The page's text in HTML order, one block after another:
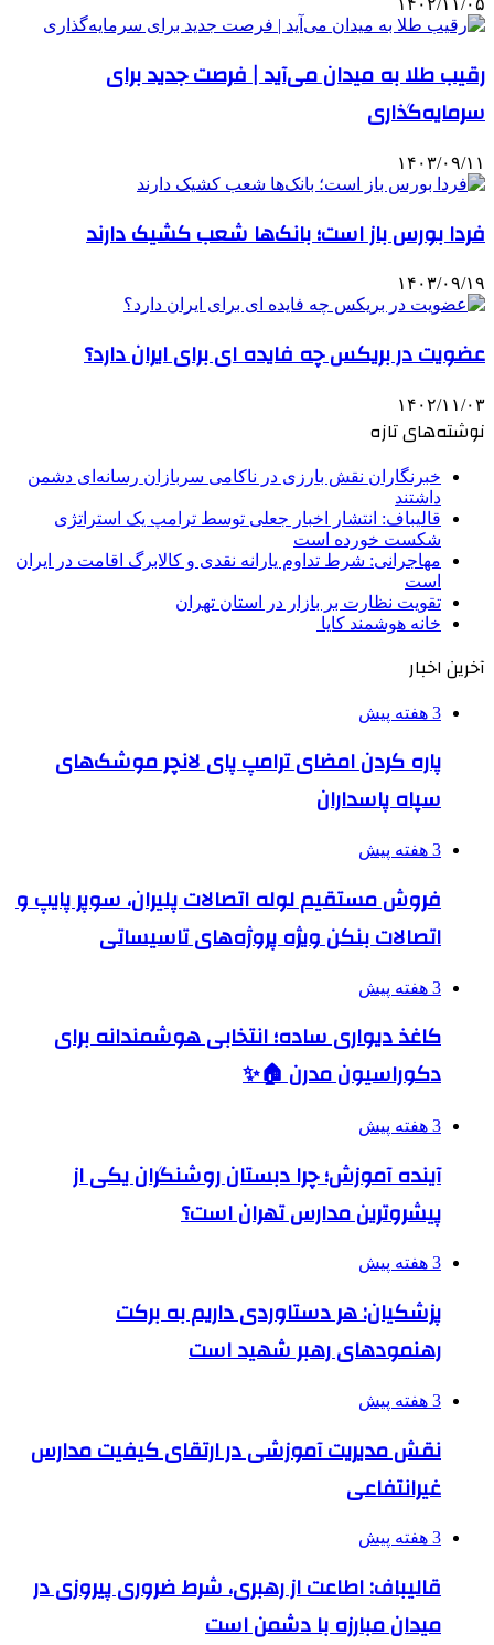
۱۴۰۲/۱۱/۰۵
رقیب طلا به میدان می‌آید | فرصت جدید برای
سرمایه‌گذاری
۱۴۰۳/۰۹/۱۱
فردا بورس‌ باز است؛ بانک‌ها شعب کشیک دارند
۱۴۰۳/۰۹/۱۹
عضویت در بریکس چه فایده ای برای ایران دارد؟
۱۴۰۲/۱۱/۰۳
نوشته‌های تازه
خبرنگاران نقش بارزی در ناکامی سربازان رسانه‌ای دشمن
داشتند
قالیباف: انتشار اخبار جعلی توسط ترامپ یک استراتژی
شکست خورده است
مهاجرانی: شرط تداوم یارانه نقدی و کالابرگ اقامت در ایران
است
تقویت نظارت بر بازار در استان تهران
خانه هوشمند کایا
آخرین اخبار
3 هفته پیش
پاره کردن امضای ترامپ پای لانچر موشک‌های
سپاه پاسداران
3 هفته پیش
فروش مستقیم لوله اتصالات پلیران، سوپر پایپ و
اتصالات بنکن ویژه پروژه‌های تاسیساتی
3 هفته پیش
کاغذ دیواری ساده؛ انتخابی هوشمندانه برای
دکوراسیون مدرن 🏠✨
3 هفته پیش
آینده آموزش؛ چرا دبستان روشنگران یکی از
پیشروترین مدارس تهران است؟
3 هفته پیش
پزشکیان: هر دستاوردی داریم به برکت
رهنمودهای رهبر شهید است
3 هفته پیش
نقش مدیریت آموزشی در ارتقای کیفیت مدارس
غیرانتفاعی
3 هفته پیش
قالیباف: اطاعت از رهبری، شرط ضروری پیروزی در
میدان مبارزه با دشمن است